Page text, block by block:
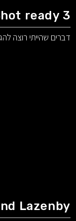
ready 3
דברים שהייתי רוצה
Lazenby